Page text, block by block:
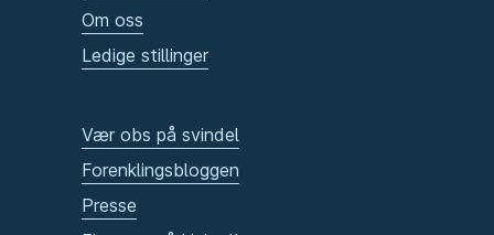
Om oss
Ledige stillinger
Vær obs på svindel
Forenklingsbloggen
Presse